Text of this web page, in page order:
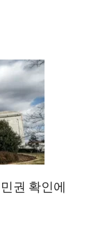
권 확인에